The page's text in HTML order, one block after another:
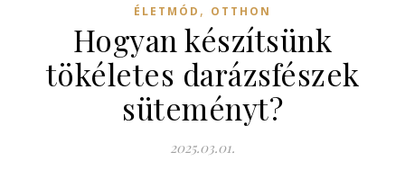
ÉLETMÓD , OTTHON
Hogyan készítsünk
tökéletes darázsfészek
süteményt?
2025.03.01.